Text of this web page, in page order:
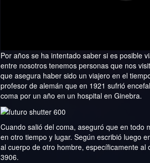
Por años se ha intentado saber si es posible
entre nosotros tenemos personas que nos
que asegura haber sido un viajero en el
profesor de alemán que en 1921 sufrió
coma por un año en un hospital en Ginebra.
Cuando salió del coma, aseguró que en todo
en otro tiempo y lugar. Según escribió luego
al cuerpo de otro hombre, específicamente al
3906.